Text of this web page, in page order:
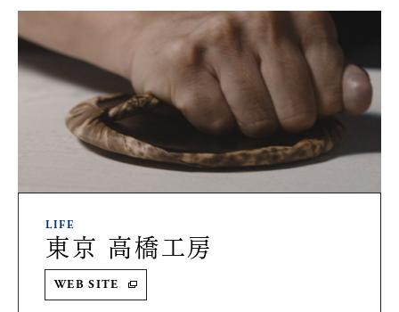
LIFE
東京 高橋工房
WEB SITE